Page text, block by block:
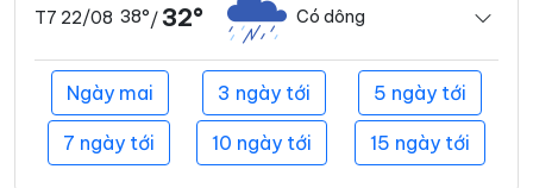
T7 22/08 38°/32° Có dông
Ngày mai 3 ngày tới 5 ngày tới
7 ngày tới 10 ngày tới 15 ngày tới